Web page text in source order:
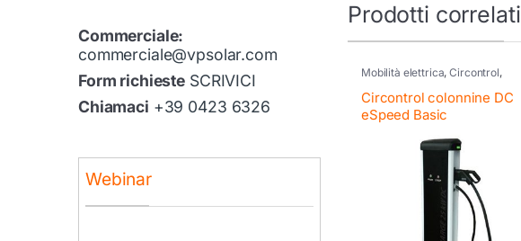
Prodotti correlati
Mobilità elettrica,Circontrol,
Colonnine di ricarica
Circontrol colonnine DC
eSpeed Basic
Commerciale:
commerciale@vpsolar.com
Form richieste SCRIVICI
Chiamaci +39 0423 6326
Webinar